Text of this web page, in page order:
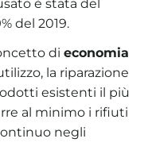
è stata del
del 2019.
dieconomia
la riparazione
esistenti il più
al minimo i rifiuti
negli